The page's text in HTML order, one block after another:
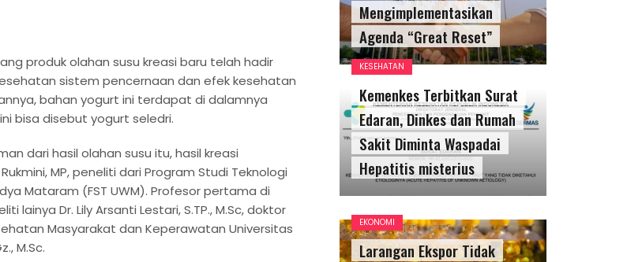
produk olahan susu kreasi baru telah hadir
sistem pencernaan dan efek kesehatan
bahan yogurt ini terdapat di dalamnya
bisa disebut yogurt seledri.
dari hasil olahan susu itu, hasil kreasi
MP, peneliti dari Program Studi Teknologi
Mataram (FST UWM). Profesor pertama di
lainya Dr. Lily Arsanti Lestari, S.TP., M.Sc, doktor
Masyarakat dan Keperawatan Universitas
M.Sc.
Mengimplementasikan
Agenda “Great Reset”
KESEHATAN
Kemenkes Terbitkan Surat
Edaran, Dinkes dan Rumah
Sakit Diminta Waspadai
Hepatitis misterius
EKONOMI
Larangan Ekspor Tidak